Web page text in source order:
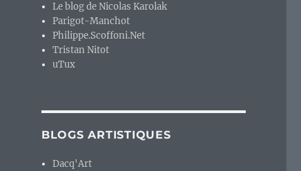
Le blog de Nicolas Karolak
Parigot-Manchot
Philippe.Scoffoni.Net
Tristan Nitot
uTux
BLOGS ARTISTIQUES
Dacq'Art